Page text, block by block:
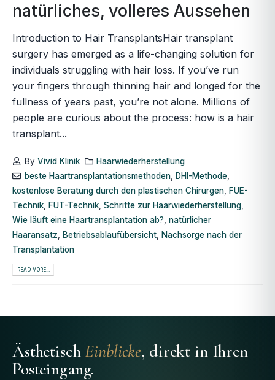
natürliches, volleres Aussehen
Introduction to Hair TransplantsHair transplant
surgery has emerged as a life-changing solution for
individuals struggling with hair loss. If you’ve run
your fingers through thinning hair and longed for the
fullness of years past, you’re not alone. Millions of
people are curious about the process: how is a hair
transplant...
By Vivid Klinik
Haarwiederherstellung
beste Haartransplantationsmethoden, DHI-Methode,
kostenlose Beratung durch den plastischen Chirurgen
FUE-
Technik
FUT-Technik Schritte zur Haarwiederherstellung
Wie läuft eine Haartransplantation ab? natürlicher
Haaransatz
Betriebsablaufübersicht
Nachsorge nach der
Transplantation
READ MORE...
ÄsthetischEinblicke, direkt in Ihren
Posteingang.